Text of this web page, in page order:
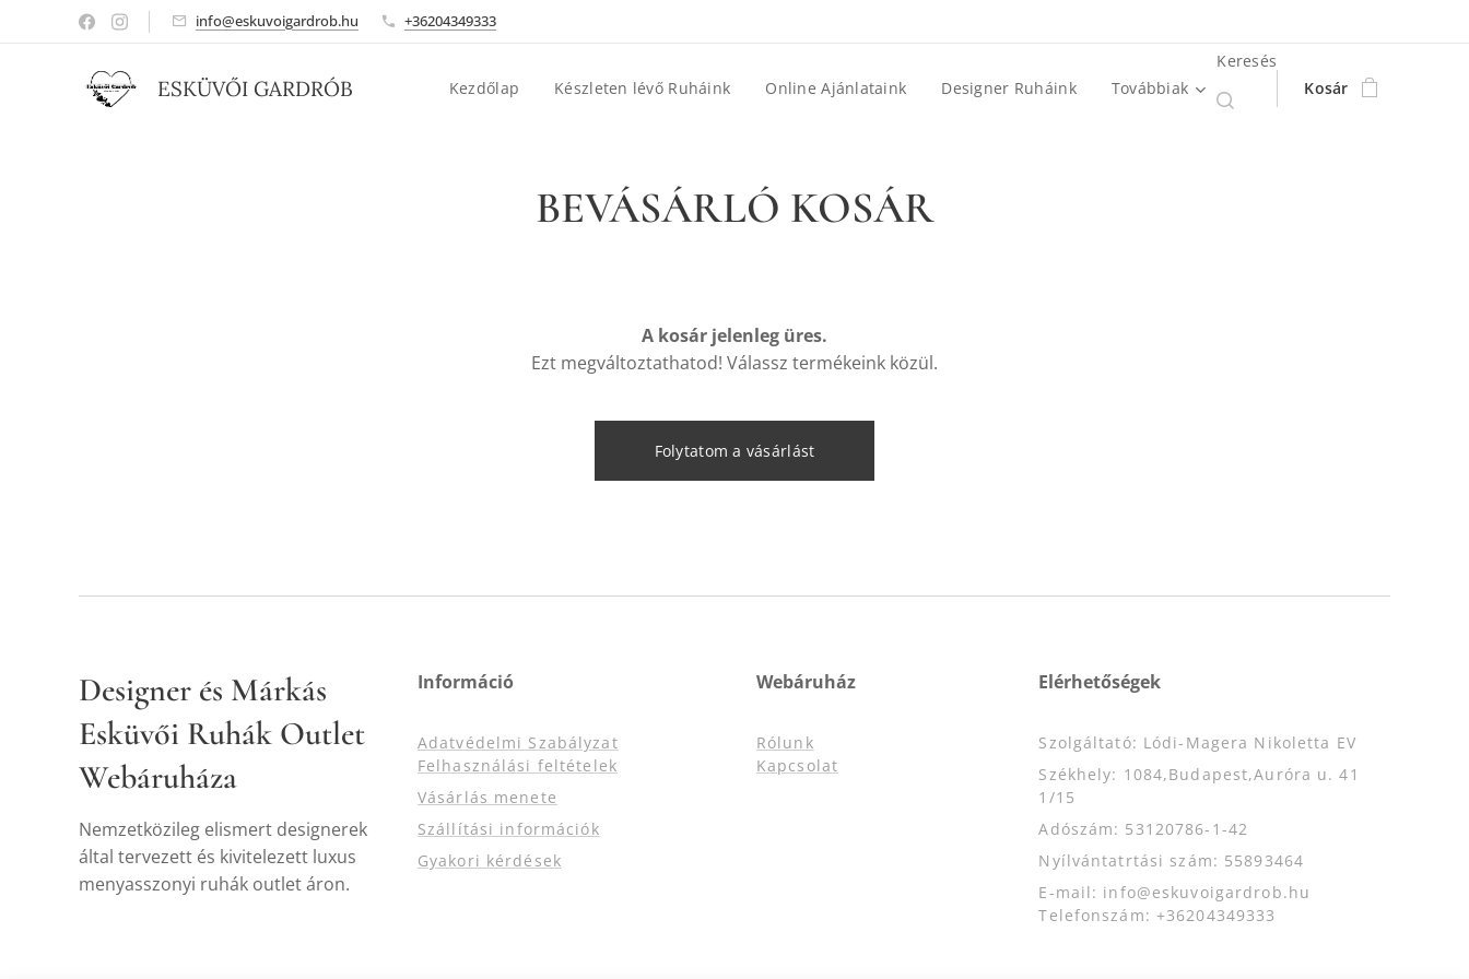
info@eskuvoigardrob.hu +36204349333
ESKÜVŐI GARDRÓB Kezdőlap Készleten lévő Ruháink Online Ajánlataink Designer Ruháink Továbbiak
Keresés
Kosár
BEVÁSÁRLÓ KOSÁR
A kosár jelenleg üres.
Ezt megváltoztathatod! Válassz termékeink közül.
Folytatom a vásárlást
Designer és Márkás
Esküvői Ruhák Outlet
Webáruháza
Nemzetközileg elismert designerek
által tervezett és kivitelezett luxus
menyasszonyi ruhák outlet áron.
Információ
Adatvédelmi Szabályzat
Felhasználási feltételek
Vásárlás menete
Szállítási információk
Gyakori kérdések
Webáruház
Rólunk
Kapcsolat
Elérhetőségek
Szolgáltató: Lódi-Magera Nikoletta EV
Székhely: 1084,Budapest,Auróra u. 41
1/15
Adószám: 53120786-1-42
Nyílvántatrtási szám: 55893464
E-mail: info@eskuvoigardrob.hu
Telefonszám: +36204349333